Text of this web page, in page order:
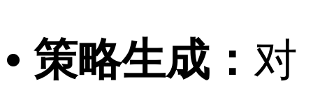
• 策略生成： 对